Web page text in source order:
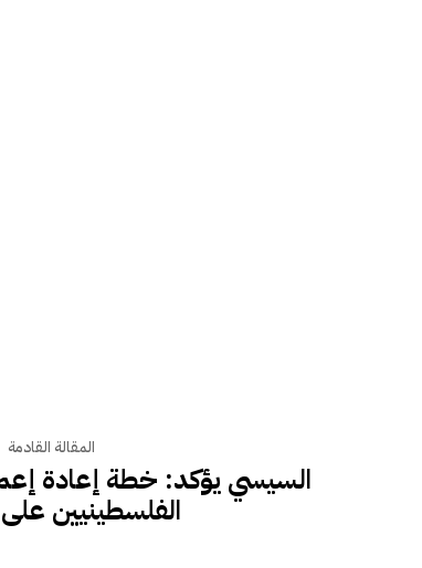
المقالة القادمة
السيسي يؤكد: خطة إعادة
الفلسطينيين